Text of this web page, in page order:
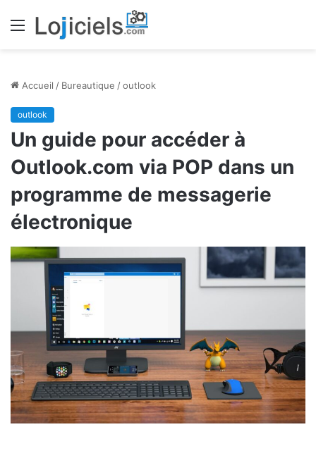
Menu
Accueil / Bureautique /outlook
outlook
Un guide pour accéder à
Outlook.com via POP dans un
programme de messagerie
électronique